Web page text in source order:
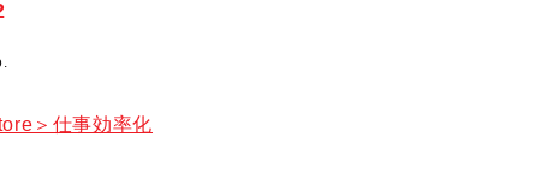
＞仕事効率化